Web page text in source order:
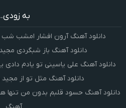
به
دانلود آهنگ آرون افشار امشب
دانلود آهنگ باز شبگردی
دانلود آهنگ علی یاسینی تو یادم
دانلود آهنگ مثل تو از
دانلود آهنگ حسود قلبم بدون من